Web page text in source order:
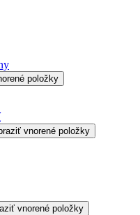
položky
vnorené položky
vnorené položky